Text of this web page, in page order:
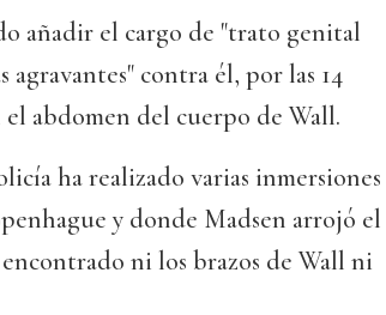
añadir el cargo de "trato genital
contra él, por las 14
abdomen del cuerpo de Wall.
ha realizado varias inmersiones
y donde Madsen arrojó el
ni los brazos de Wall ni